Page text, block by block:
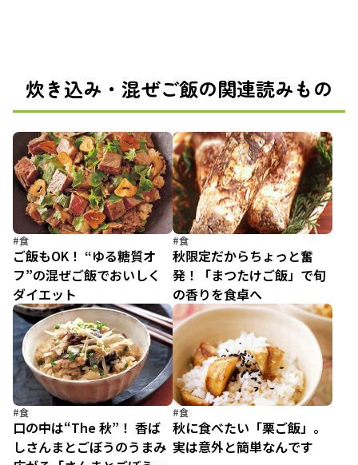
炊き込み・混ぜご飯の関連読みもの
#食
ご飯もOK！ “ゆる糖質オ
フ”の混ぜご飯でおいしく
ダイエット
#食
秋限定だからちょっと奮
発！「まつたけご飯」で旬
の香りを食卓へ
#食
口の中は“The 秋”！ 香ば
しさんまとごぼうのうまみ
#食
秋に食べたい「栗ご飯」。
実は意外と簡単なんです